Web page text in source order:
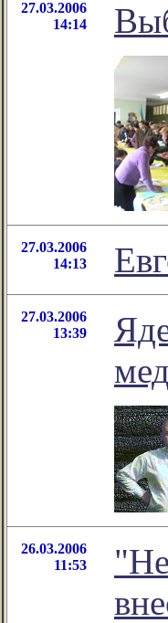
27.03.2006
14:14
27.03.2006
14:13
27.03.2006
13:39
26.03.2006
11:53